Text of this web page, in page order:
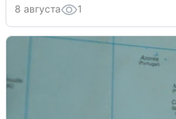
8 августа 1